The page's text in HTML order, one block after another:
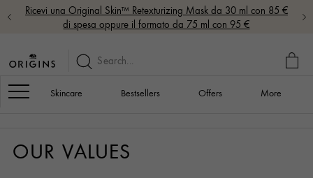
Ricevi una Original Skin™ Retexturizing Mask da 30 ml con 85 €
di spesa oppure il formato da 75 ml con 95 €
MY
Navigation
Skincare Bestsellers Offers More
OUR VALUES